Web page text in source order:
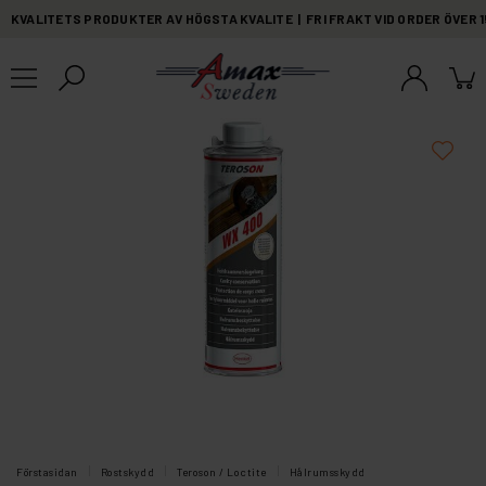
KVALITETS PRODUKTER AV HÖGSTA KVALITE | FRI FRAKT VID ORDER
Förstasidan Rostskydd Teroson / Loctite Hålrumsskydd